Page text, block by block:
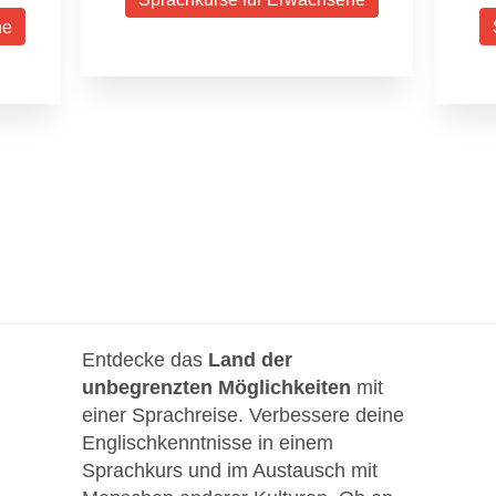
Entdecke das Land der
unbegrenzten Möglichkeiten mit
einer Sprachreise. Verbessere deine
Englischkenntnisse in einem
Sprachkurs und im Austausch mit